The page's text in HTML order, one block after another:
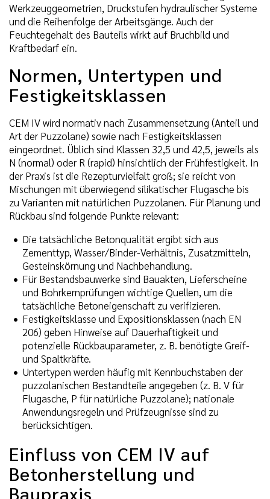
Werkzeuggeometrien, Druckstufen hydraulischer Systeme
und die Reihenfolge der Arbeitsgänge. Auch der
Feuchtegehalt des Bauteils wirkt auf Bruchbild und
Kraftbedarf ein.
Normen, Untertypen und
Festigkeitsklassen
CEM IV wird normativ nach Zusammensetzung (Anteil und
Art der Puzzolane) sowie nach Festigkeitsklassen
eingeordnet. Üblich sind Klassen 32,5 und 42,5, jeweils als
N (normal) oder R (rapid) hinsichtlich der Frühfestigkeit. In
der Praxis ist die Rezepturvielfalt groß; sie reicht von
Mischungen mit überwiegend silikatischer Flugasche bis
zu Varianten mit natürlichen Puzzolanen. Für Planung und
Rückbau sind folgende Punkte relevant:
Die tatsächliche Betonqualität ergibt sich aus
Zementtyp, Wasser/Binder-Verhältnis, Zusatzmitteln,
Gesteinskörnung und Nachbehandlung.
Für Bestandsbauwerke sind Bauakten, Lieferscheine
und Bohrkernprüfungen wichtige Quellen, um die
tatsächliche Betoneigenschaft zu verifizieren.
Festigkeitsklasse und Expositionsklassen (nach EN
206) geben Hinweise auf Dauerhaftigkeit und
potenzielle Rückbauparameter, z. B. benötigte Greif-
und Spaltkräfte.
Untertypen werden häufig mit Kennbuchstaben der
puzzolanischen Bestandteile angegeben (z. B. V für
Flugasche, P für natürliche Puzzolane); nationale
Anwendungsregeln und Prüfzeugnisse sind zu
berücksichtigen.
Einfluss von CEM IV auf
Betonherstellung und
Baupraxis